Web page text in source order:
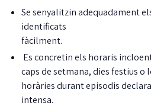
Se senyalitzin adequadament
identificats
Es concretin els horaris
caps de setmana, dies festius
horàries durant episodis